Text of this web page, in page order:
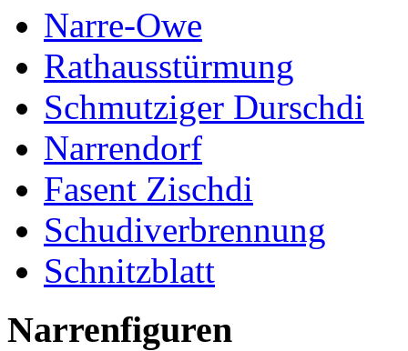
Narre-Owe
Rathausstürmung
Schmutziger Durschdi
Narrendorf
Fasent Zischdi
Schudiverbrennung
Schnitzblatt
Narrenfiguren